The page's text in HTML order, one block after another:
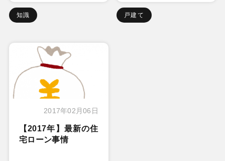
知識 戸建て
2017年02月06日
【2017年】最新の住
宅ローン事情